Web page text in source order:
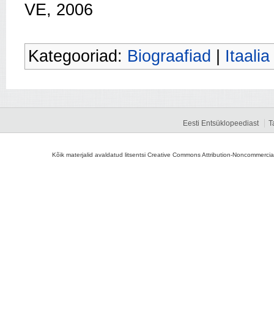
VE, 2006
Kategooriad: Biograafiad
Eesti Entsüklopeediast
Kõik materjalid avaldatud litsentsi Creative Commons Attribution-